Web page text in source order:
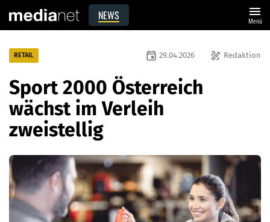
NEWS menu
Menü
RETAIL draw Redaktion
event 29.04.2026
Sport 2000 Österreich
wächst im Verleih
zweistellig